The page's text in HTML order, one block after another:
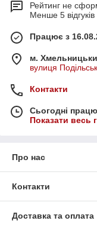
Рейтинг не
Менше 5 відгуків
Працює з
м.
вулиця
Контакти
Сьогодні
Показати весь
Про нас
Контакти
Доставка та оплата